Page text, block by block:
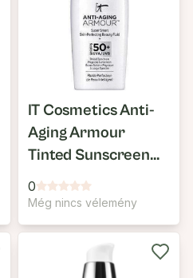
IT Cosmetics Anti-
Aging Armour
Tinted Sunscreen
SPF50+
0
Még nincs vélemény